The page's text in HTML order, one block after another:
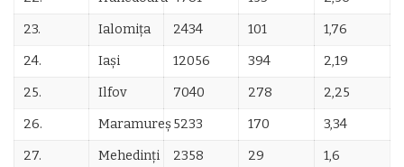
23. Ialomița 2434 101 1,76
24. Iași 12056 394 2,19
25. Ilfov 7040 278 2,25
26. Maramureș5233 170 3,34
27. Mehedinți 2358 29 1,6